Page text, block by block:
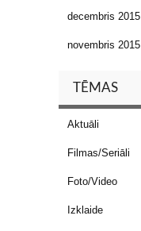
decembris 2015
novembris 2015
TĒMAS
Aktuāli
Filmas/Seriāli
Foto/Video
Izklaide